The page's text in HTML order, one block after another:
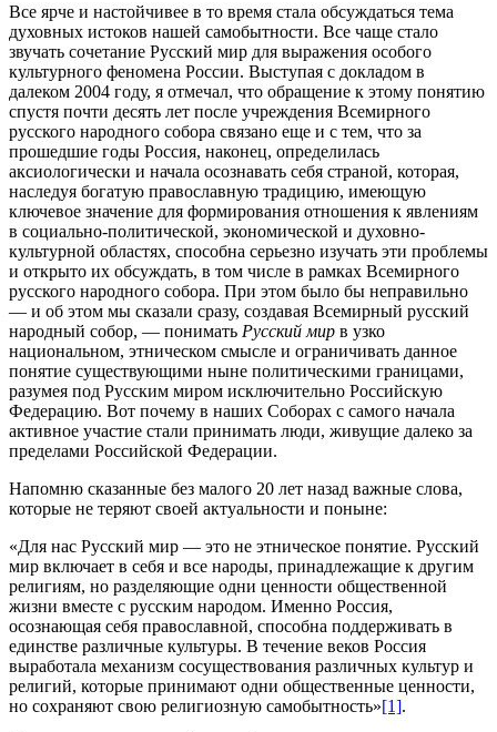
Все ярче и настойчивее в то время стала обсуждаться тема
духовных истоков нашей самобытности. Все чаще стало
звучать сочетание Русский мир для выражения особого
культурного феномена России. Выступая с докладом в
далеком 2004 году, я отмечал, что обращение к этому понятию
спустя почти десять лет после учреждения Всемирного
русского народного собора связано еще и с тем, что за
прошедшие годы Россия, наконец, определилась
аксиологически и начала осознавать себя страной, которая,
наследуя богатую православную традицию, имеющую
ключевое значение для формирования отношения к явлениям
в социально-политической, экономической и духовно-
культурной областях, способна серьезно изучать эти проблемы
и открыто их обсуждать, в том числе в рамках Всемирного
русского народного собора. При этом было бы неправильно
— и об этом мы сказали сразу, создавая Всемирный русский
народный собор, — понимать Русский мир в узко
национальном, этническом смысле и ограничивать данное
понятие существующими ныне политическими границами,
разумея под Русским миром исключительно Российскую
Федерацию. Вот почему в наших Соборах с самого начала
активное участие стали принимать люди, живущие далеко за
пределами Российской Федерации.
Напомню сказанные без малого 20 лет назад важные слова,
которые не теряют своей актуальности и поныне:
«Для нас Русский мир — это не этническое понятие. Русский
мир включает в себя и все народы, принадлежащие к другим
религиям, но разделяющие одни ценности общественной
жизни вместе с русским народом. Именно Россия,
осознающая себя православной, способна поддерживать в
единстве различные культуры. В течение веков Россия
выработала механизм сосуществования различных культур и
религий, которые принимают одни общественные ценности,
но сохраняют свою религиозную самобытность»[1].